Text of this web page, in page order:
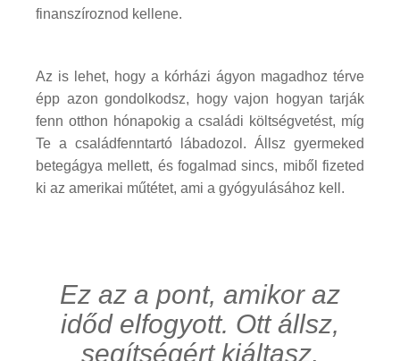
finanszíroznod kellene.
Az is lehet, hogy a kórházi ágyon magadhoz térve
épp azon gondolkodsz, hogy vajon hogyan tarják
fenn otthon hónapokig a családi költségvetést, míg
Te a családfenntartó lábadozol. Állsz gyermeked
betegágya mellett, és fogalmad sincs, miből fizeted
ki az amerikai műtétet, ami a gyógyulásához kell.
Ez az a pont, amikor az
időd elfogyott. Ott állsz,
segítségért kiáltasz,